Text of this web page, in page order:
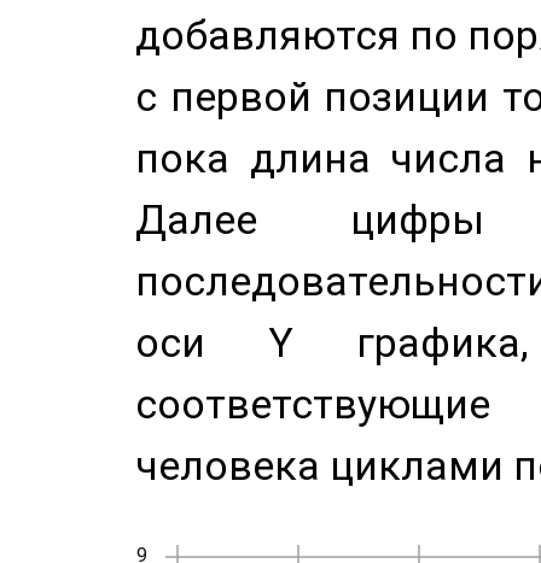
добавляются по
с первой позиции
пока длина числа
Далее цифры
оси Y
человека циклами